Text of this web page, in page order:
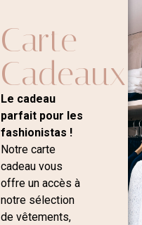
Carte
Cadeaux
Le cadeau
parfait pour les
fashionistas !
Notre carte
cadeau vous
offre un accès à
notre sélection
de vêtements,